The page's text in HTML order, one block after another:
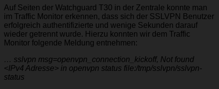
Auf Seiten der Watchguard T30 in der Zentrale konnte man
im Traffic Monitor erkennen, dass sich der SSLVPN Benutzer
erfolgreich authentifizierte und wenige Sekunden darauf
wieder getrennt wurde. Hierzu konnten wir dem Traffic
Monitor folgende Meldung entnehmen:
… sslvpn msg=openvpn_connection_kickoff, Not found
<IPv4 Adresse> in openvpn status file:/tmp/sslvpn/sslvpn-
status